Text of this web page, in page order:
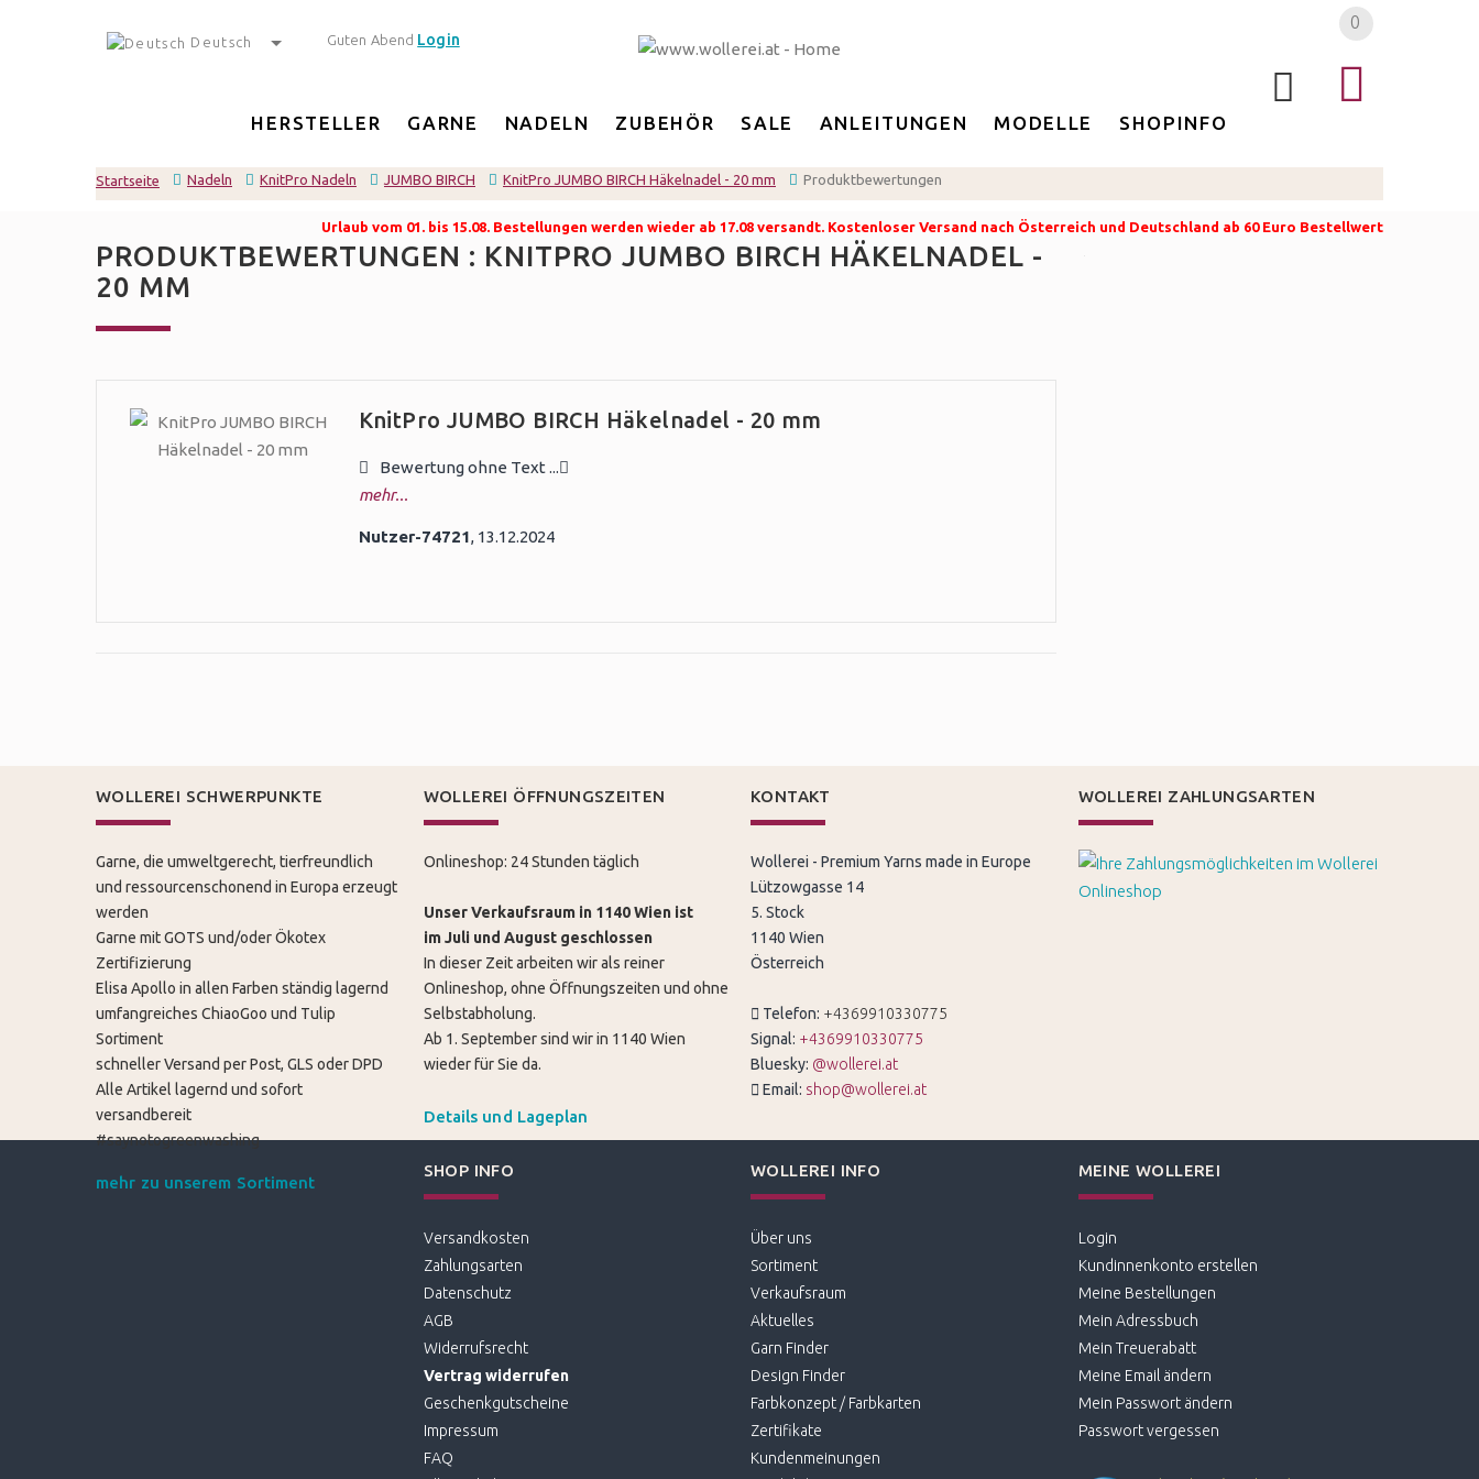
Guten Abend Login
Deutsch
0
HERSTELLER GARNE NADELN ZUBEHÖR SALE ANLEITUNGEN MODELLE SHOPINFO
Startseite Nadeln KnitPro Nadeln JUMBO BIRCH KnitPro JUMBO BIRCH Häkelnadel - 20 mm Produktbewertungen
Urlaub vom 01. bis 15.08. Bestellungen werden wieder ab 17.08 versandt. Kostenloser Versand nach Österreich und Deutschland ab 60 Euro Bestellwert
PRODUKTBEWERTUNGEN : KNITPRO JUMBO BIRCH HÄKELNADEL -
20 MM
KnitPro JUMBO BIRCH Häkelnadel - 20 mm
Bewertung ohne Text ...
mehr...
Nutzer-74721, 13.12.2024
WOLLEREI SCHWERPUNKTE
Garne, die umweltgerecht, tierfreundlich
und ressourcenschonend in Europa erzeugt
werden
Garne mit GOTS und/oder Ökotex
Zertifizierung
Elisa Apollo in allen Farben ständig lagernd
umfangreiches ChiaoGoo und Tulip
Sortiment
schneller Versand per Post, GLS oder DPD
Alle Artikel lagernd und sofort
versandbereit
#saynotogreenwashing
mehr zu unserem Sortiment
WOLLEREI ÖFFNUNGSZEITEN
Onlineshop: 24 Stunden täglich
Unser Verkaufsraum in 1140 Wien ist
im Juli und August geschlossen
In dieser Zeit arbeiten wir als reiner
Onlineshop, ohne Öffnungszeiten und ohne
Selbstabholung.
Ab 1. September sind wir in 1140 Wien
wieder für Sie da.
Details und Lageplan
KONTAKT
Wollerei - Premium Yarns made in Europe
Lützowgasse 14
5. Stock
1140 Wien
Österreich
Telefon: +4369910330775
Signal: +4369910330775
Bluesky: @wollerei.at
Email: shop@wollerei.at
WOLLEREI ZAHLUNGSARTEN
SHOP INFO
Versandkosten
Zahlungsarten
Datenschutz
AGB
Widerrufsrecht
Vertrag widerrufen
Geschenkgutscheine
Impressum
FAQ
WOLLEREI INFO
Über uns
Sortiment
Verkaufsraum
Aktuelles
Garn Finder
Design Finder
Farbkonzept / Farbkarten
Zertifikate
Kundenmeinungen
MEINE WOLLEREI
Login
Kundinnenkonto erstellen
Meine Bestellungen
Mein Adressbuch
Mein Treuerabatt
Meine Email ändern
Mein Passwort ändern
Passwort vergessen